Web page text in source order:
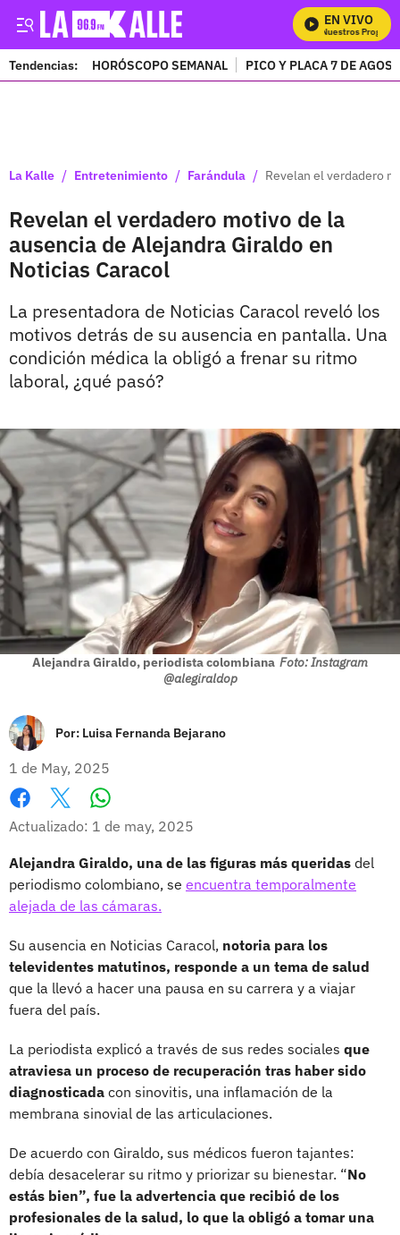
EN VIVO
Mira Todos Nuestros Programas
Tendencias: HORÓSCOPO SEMANAL PICO Y PLACA 7 DE
La Kalle / Entretenimiento / Farándula / Revelan el verdadero
Revelan el verdadero motivo de la
ausencia de Alejandra Giraldo en
Noticias Caracol
La presentadora de Noticias Caracol reveló los
motivos detrás de su ausencia en pantalla. Una
condición médica la obligó a frenar su ritmo
laboral, ¿qué pasó?
Alejandra Giraldo, periodista colombiana Foto: Instagram
@alegiraldop
Por: Luisa Fernanda Bejarano
1 de May, 2025
Facebook
X
Actualizado: 1 de may, 2025
Alejandra Giraldo, una de las figuras más queridas del
periodismo colombiano, se encuentra temporalmente
alejada de las cámaras.
Su ausencia en Noticias Caracol, notoria para los
televidentes matutinos, responde a un tema de salud
que la llevó a hacer una pausa en su carrera y a viajar
fuera del país.
La periodista explicó a través de sus redes sociales que
atraviesa un proceso de recuperación tras haber sido
diagnosticada con sinovitis, una inflamación de la
membrana sinovial de las articulaciones.
De acuerdo con Giraldo, sus médicos fueron tajantes:
debía desacelerar su ritmo y priorizar su bienestar. “No
estás bien”, fue la advertencia que recibió de los
profesionales de la salud, lo que la obligó a tomar una